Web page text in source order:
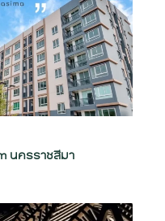
นครราชสีมา